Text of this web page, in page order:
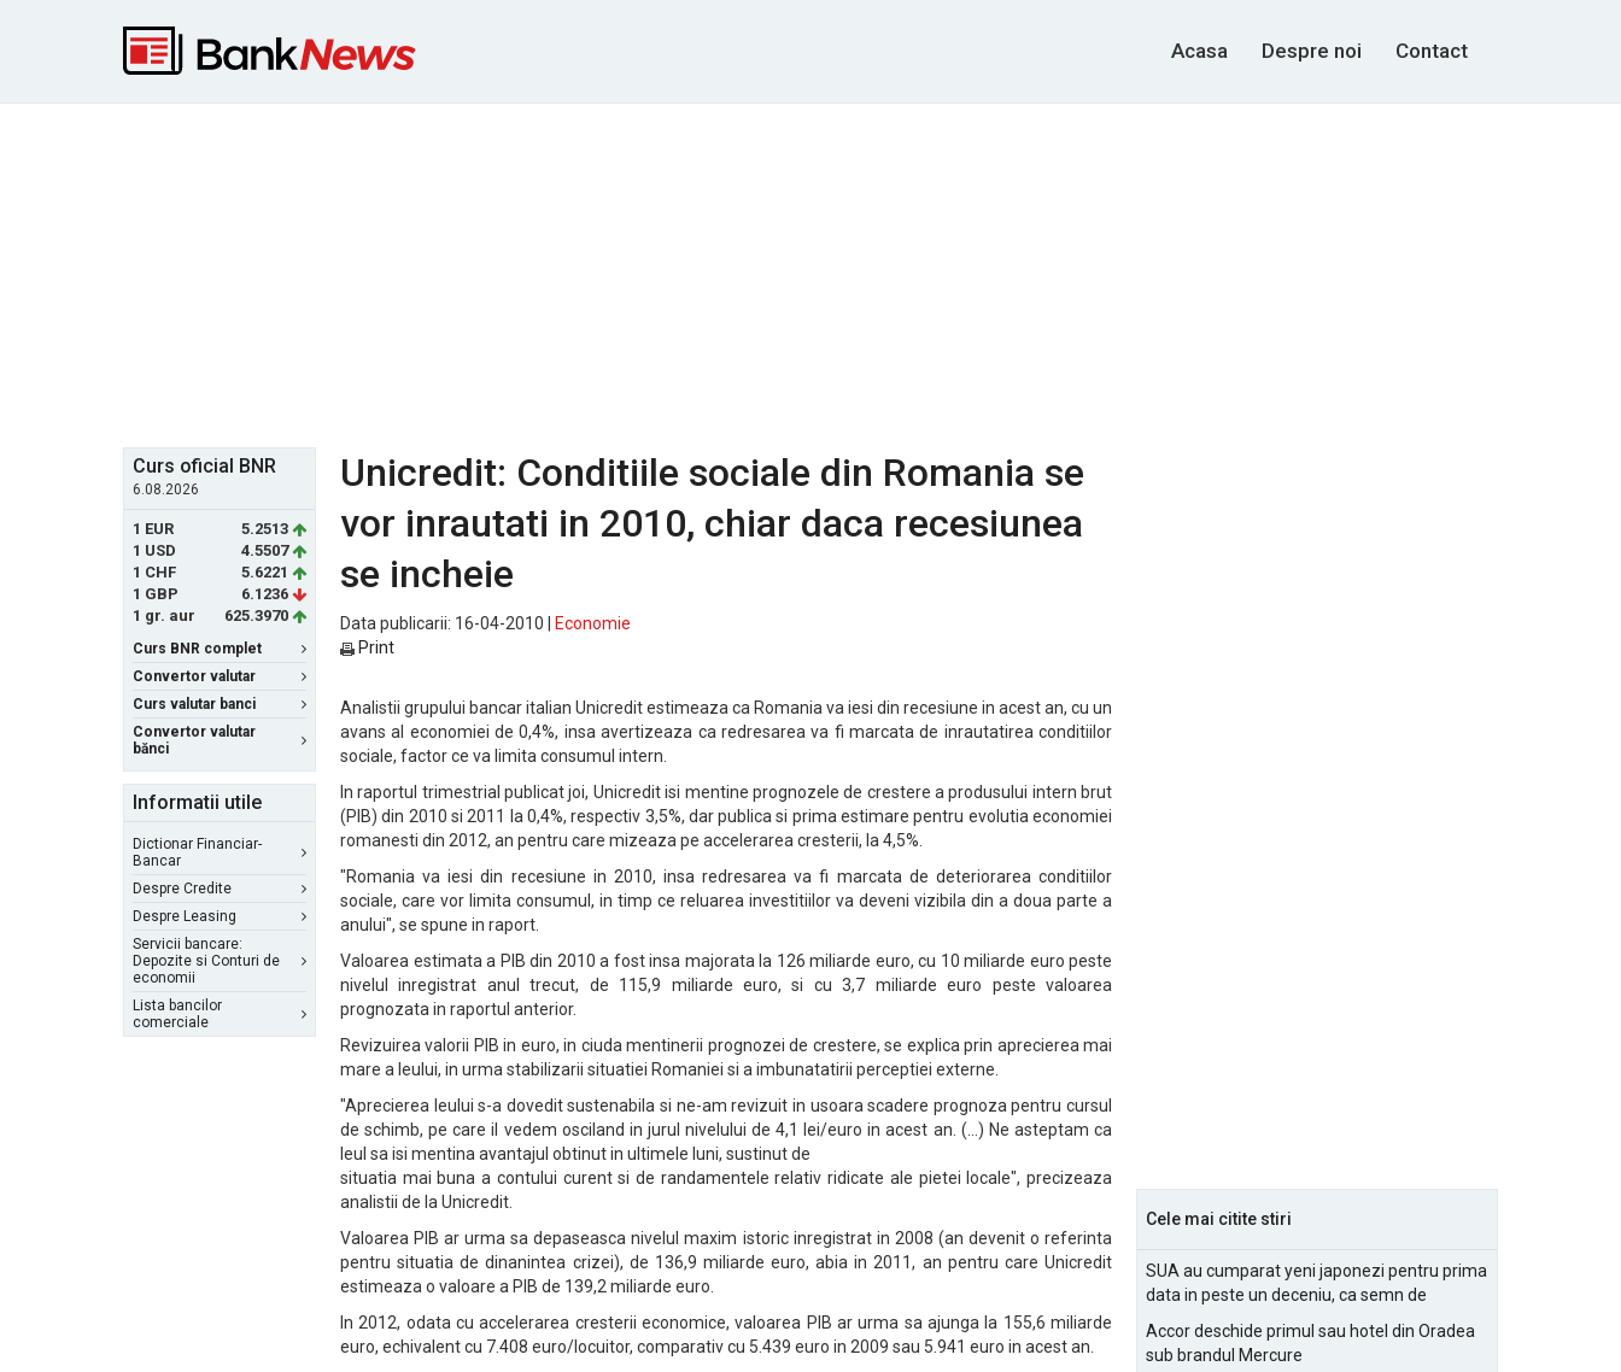
Acasa Despre noi Contact
Curs oficial BNR
6.08.2026
1 EUR
5.2513
1 USD
4.5507
1 CHF
5.6221
1 GBP
6.1236
1 gr. aur
625.3970
Curs BNR complet
Convertor valutar
Curs valutar banci
Convertor valutar
bănci
Informatii utile
Dictionar Financiar-
Bancar
Despre Credite
Despre Leasing
Servicii bancare:
Depozite si Conturi de
economii
Lista bancilor
comerciale
Unicredit: Conditiile sociale din Romania se
vor inrautati in 2010, chiar daca recesiunea
se incheie
Data publicarii: 16-04-2010 |
Economie
Print
Analistii grupului bancar italian Unicredit estimeaza ca Romania va iesi din recesiune in acest an, cu un
avans al economiei de 0,4%, insa avertizeaza ca redresarea va fi marcata de inrautatirea conditiilor
sociale, factor ce va limita consumul intern.
In raportul trimestrial publicat joi, Unicredit isi mentine prognozele de crestere a produsului intern brut
(PIB) din 2010 si 2011 la 0,4%, respectiv 3,5%, dar publica si prima estimare pentru evolutia economiei
romanesti din 2012, an pentru care mizeaza pe accelerarea cresterii, la 4,5%.
"Romania va iesi din recesiune in 2010, insa redresarea va fi marcata de deteriorarea conditiilor
sociale, care vor limita consumul, in timp ce reluarea investitiilor va deveni vizibila din a doua parte a
anului", se spune in raport.
Valoarea estimata a PIB din 2010 a fost insa majorata la 126 miliarde euro, cu 10 miliarde euro peste
nivelul inregistrat anul trecut, de 115,9 miliarde euro, si cu 3,7 miliarde euro peste valoarea
prognozata in raportul anterior.
Revizuirea valorii PIB in euro, in ciuda mentinerii prognozei de crestere, se explica prin aprecierea mai
mare a leului, in urma stabilizarii situatiei Romaniei si a imbunatatirii perceptiei externe.
"Aprecierea leului s-a dovedit sustenabila si ne-am revizuit in usoara scadere prognoza pentru cursul
de schimb, pe care il vedem osciland in jurul nivelului de 4,1 lei/euro in acest an. (...) Ne asteptam ca
leul sa isi mentina avantajul obtinut in ultimele luni, sustinut de
situatia mai buna a contului curent si de randamentele relativ ridicate ale pietei locale", precizeaza
analistii de la Unicredit.
Valoarea PIB ar urma sa depaseasca nivelul maxim istoric inregistrat in 2008 (an devenit o referinta
pentru situatia de dinanintea crizei), de 136,9 miliarde euro, abia in 2011, an pentru care Unicredit
estimeaza o valoare a PIB de 139,2 miliarde euro.
In 2012, odata cu accelerarea cresterii economice, valoarea PIB ar urma sa ajunga la 155,6 miliarde
euro, echivalent cu 7.408 euro/locuitor, comparativ cu 5.439 euro in 2009 sau 5.941 euro in acest an.
Cele mai citite stiri
SUA au cumparat yeni japonezi pentru prima
data in peste un deceniu, ca semn de
Accor deschide primul sau hotel din Oradea
sub brandul Mercure